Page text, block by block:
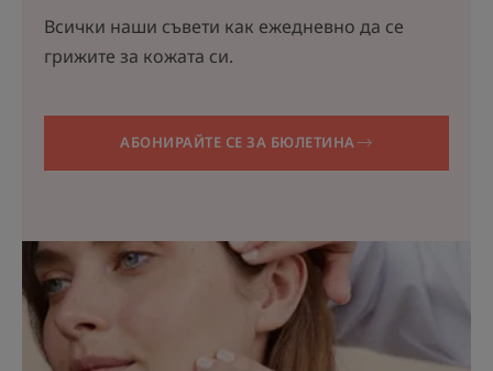
Всички наши съвети как ежедневно да се
грижите за кожата си.
АБОНИРАЙТЕ СЕ ЗА БЮЛЕТИНА